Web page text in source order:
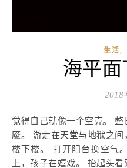
生活,
海平
2018
觉得自己就像一个空壳。 整日整夜地在睡着。在失眠。在梦
魇。 游走在天堂与地狱之
楼下楼。 打开阳台换空气
上，孩子在嬉戏。 抬起头